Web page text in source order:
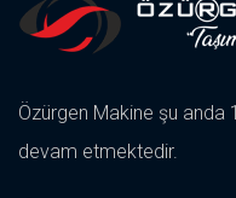
Özürgen Makine şu anda
devam etmektedir.